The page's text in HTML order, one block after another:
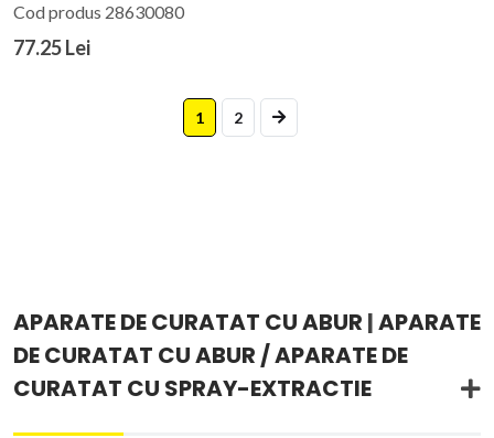
Cod produs 28630080
77.25 Lei
1 2
APARATE DE CURATAT CU ABUR |APARATE
DE CURATAT CU ABUR / APARATE DE
CURATAT CU SPRAY-EXTRACTIE